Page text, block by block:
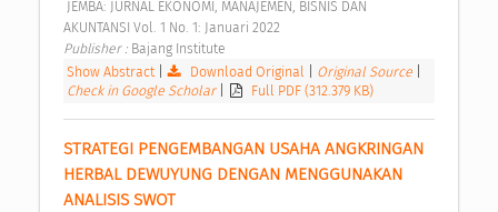
AKUNTANSI Vol. 1 No. 1: Januari 2022
Publisher : Bajang Institute
Show Abstract
Download Original Original Source
Check in Google Scholar
Full PDF (312.379 KB)
STRATEGI PENGEMBANGAN USAHA ANGKRINGAN
HERBAL DEWUYUNG DENGAN MENGGUNAKAN
ANALISIS SWOT